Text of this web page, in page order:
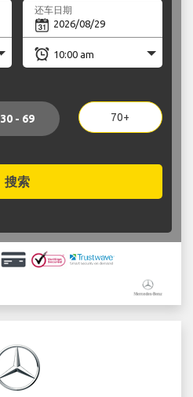
还车日期
30 - 69 70+
搜索